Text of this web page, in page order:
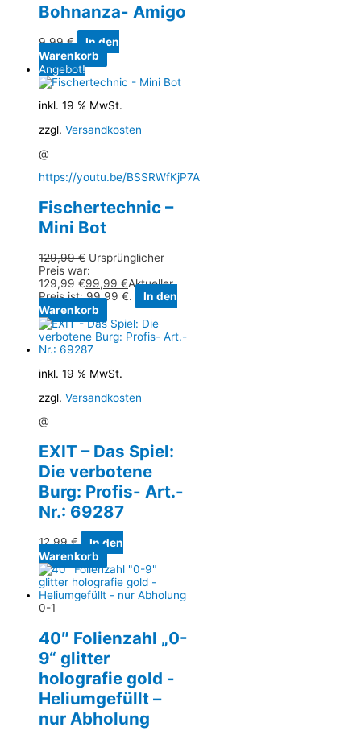
Bohnanza- Amigo
9,99€
In den
Warenkorb
Angebot!
inkl. 19 % MwSt.
zzgl. Versandkosten
@
https://youtu.be/BSSRWfKjP7A
Fischertechnic –
Mini Bot
129,99€ Ursprünglicher
Preis war:
129,99 €99,99 €Aktueller
Preis ist: 99,99 €.
In den
Warenkorb
inkl. 19 % MwSt.
zzgl. Versandkosten
@
EXIT – Das Spiel:
Die verbotene
Burg: Profis- Art.-
Nr.: 69287
12,99€
In den
Warenkorb
0-1
40″ Folienzahl „0-
9“ glitter
holografie gold -
Heliumgefüllt –
nur Abholung